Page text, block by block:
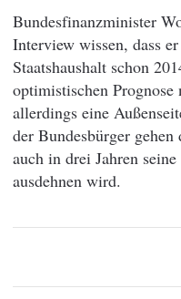
Bundesfinanzminister
Interview wissen, dass
Staatshaushalt schon
optimistischen
allerdings eine
der Bundesbürger gehen
auch in drei Jahren
ausdehnen wird.